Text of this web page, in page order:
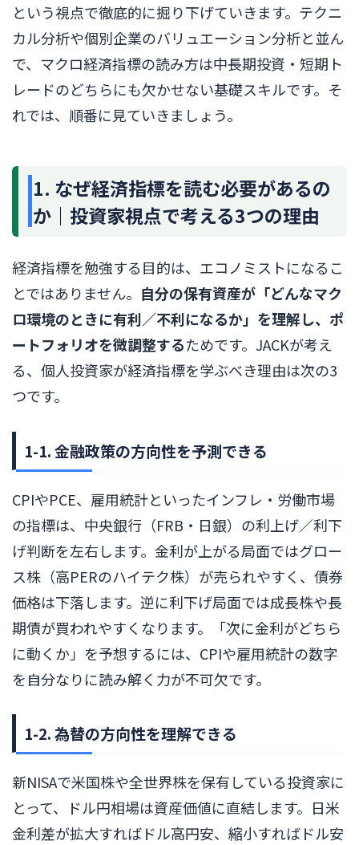
という視点で徹底的に掘り下げていきます。テクニ
カル分析や個別企業のバリュエーション分析と並ん
で、マクロ経済指標の読み方は中長期投資・短期ト
レードのどちらにも欠かせない基礎スキルです。そ
れでは、順番に見ていきましょう。
1. なぜ経済指標を読む必要があるの
か｜投資家視点で考える3つの理由
経済指標を勉強する目的は、エコノミストになるこ
とではありません。 自分の保有資産が「どんなマク
ロ環境のときに有利／不利になるか」を理解し、ポ
ートフォリオを微調整するためです。JACKが考え
る、個人投資家が経済指標を学ぶべき理由は次の3
つです。
1-1. 金融政策の方向性を予測できる
CPIやPCE、雇用統計といったインフレ・労働市場
の指標は、中央銀行（FRB・日銀）の利上げ／利下
げ判断を左右します。金利が上がる局面ではグロー
ス株（高PERのハイテク株）が売られやすく、債券
価格は下落します。逆に利下げ局面では成長株や長
期債が買われやすくなります。「次に金利がどちら
に動くか」を予想するには、CPIや雇用統計の数字
を自分なりに読み解く力が不可欠です。
1-2. 為替の方向性を理解できる
新NISAで米国株や全世界株を保有している投資家に
とって、ドル円相場は資産価値に直結します。日米
金利差が拡大すればドル高円安、縮小すればドル安